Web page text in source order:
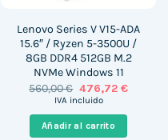
Lenovo Series V V15-ADA
15.6″ / Ryzen 5-3500U /
8GB DDR4 512GB M.2
NVMe Windows 11
560,00€ El
precio
era:
560,00 €.
476,72 €El
es:
476,72
IVA incluido
Añadir al carrito